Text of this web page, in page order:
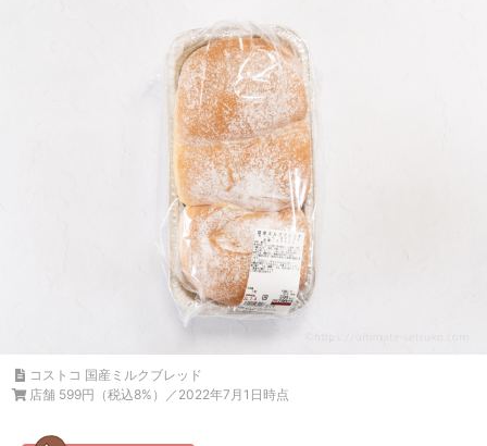
コストコ 国産ミルクブレッド
店舗 599円（税込8%）／2022年7月1日時点